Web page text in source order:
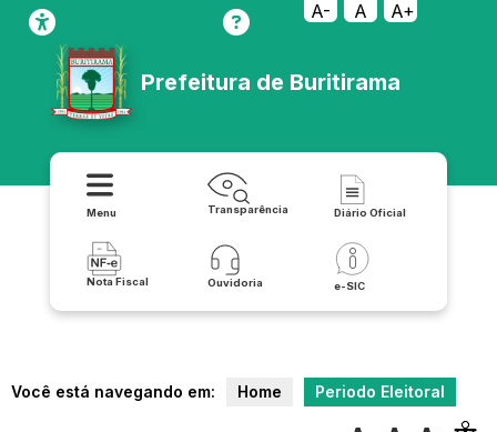
A- A A+
Prefeitura de Buritirama
Menu Transparência Diário Oficial
Nota Fiscal Ouvidoria e-SIC
Você está navegando em: Home Periodo Eleitoral